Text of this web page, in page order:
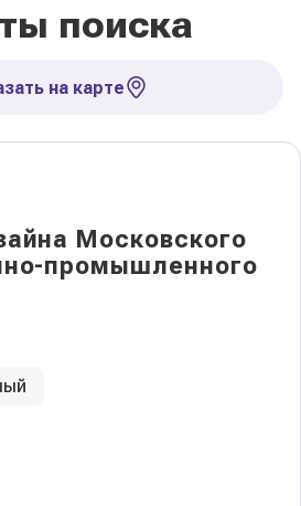
поиска
на карте
Московского
промышленного